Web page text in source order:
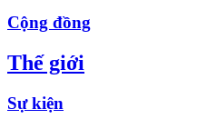
Cộng đồng
Thế giới
Sự kiện